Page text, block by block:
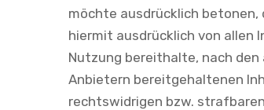
möchte ausdrücklich betonen,
hiermit ausdrücklich von allen
Nutzung bereithalte, nach den
Anbietern bereitgehaltenen
rechtswidrigen bzw.